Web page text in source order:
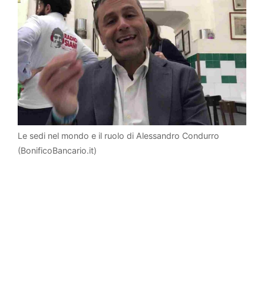
Le sedi nel mondo e il ruolo di Alessandro Condurro
(BonificoBancario.it)